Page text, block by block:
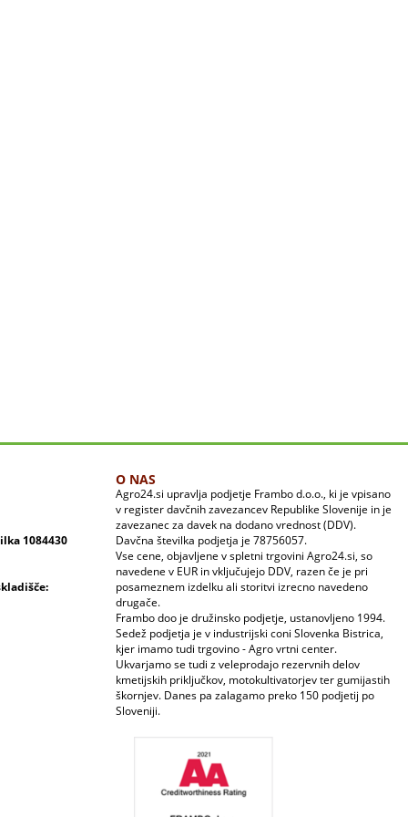
1084430
O NAS
Agro24.si upravlja podjetje Frambo d.o.o., ki je vpisano
v register davčnih zavezancev Republike Slovenije in je
zavezanec za davek na dodano vrednost (DDV).
Davčna številka podjetja je 78756057.
Vse cene, objavljene v spletni trgovini Agro24.si, so
navedene v EUR in vključujejo DDV, razen če je pri
posameznem izdelku ali storitvi izrecno navedeno
drugače.
Frambo doo je družinsko podjetje, ustanovljeno 1994.
Sedež podjetja je v industrijski coni Slovenka Bistrica,
kjer imamo tudi trgovino - Agro vrtni center.
Ukvarjamo se tudi z veleprodajo rezervnih delov
kmetijskih priključkov, motokultivatorjev ter gumijastih
škornjev. Danes pa zalagamo preko 150 podjetij po
Sloveniji.